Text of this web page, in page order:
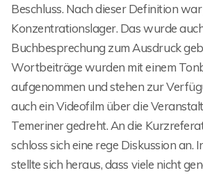
Beschluss. Nach dieser Definition
Konzentrationslager. Das wurde
Buchbesprechung zum Ausdruck
Wortbeiträge wurden mit einem
aufgenommen und stehen zur
auch ein Videofilm über die
Temeriner gedreht. An die
schloss sich eine rege Diskussion an.
stellte sich heraus, dass viele nicht